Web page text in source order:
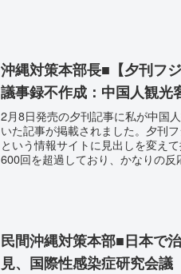
沖縄対策本部長■【夕刊フ
議事録不作成：中国人観光
2月8日発売の夕刊記事に私が中国
いた記事が掲載されました。夕刊
という情報サイトに見出しを変え
600回を超過しており、かなりの反
民間沖縄対策本部■日本で
見、国際性感染症研究会議